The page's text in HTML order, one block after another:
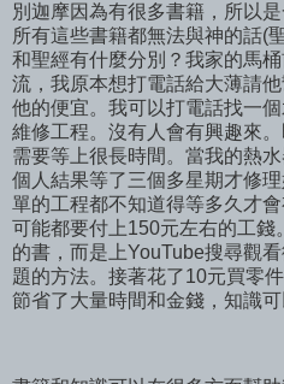
別迦摩因為有很多書籍，所以
所有這些書籍都無法與神的話(
和聖經有什麼分別？我家的馬
流，我原本想打電話給大薄請
他的便宜。我可以打電話找一
維修工程。沒有人會有興趣來
需要等上很長時間。當我的熱
個人結果等了三個多星期才修
單的工程都不知道得等多久才
可能都要付上150元左右的工錢
的書，而是上YouTube搜尋觀
題的方法。接著花了10元買零
節省了大量時間和金錢，知識可